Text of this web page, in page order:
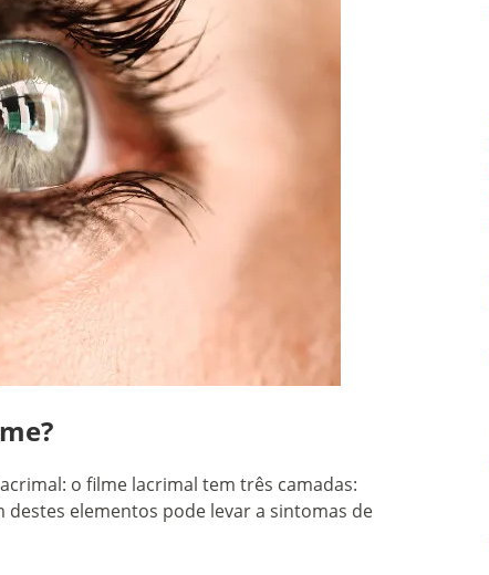
o filme lacrimal tem três camadas:
elementos pode levar a sintomas de